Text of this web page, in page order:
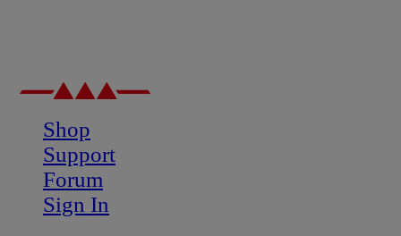
Shop
Support
Forum
Sign In